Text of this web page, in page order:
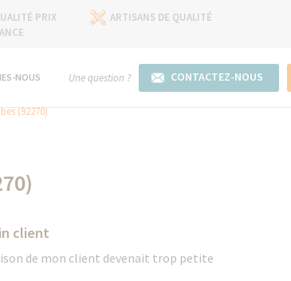
PRIX
ARTISANS DE QUALITÉ
NOUS Une question ? CONTACTEZ-NOUS
(92270)
client
de mon client devenait trop petite